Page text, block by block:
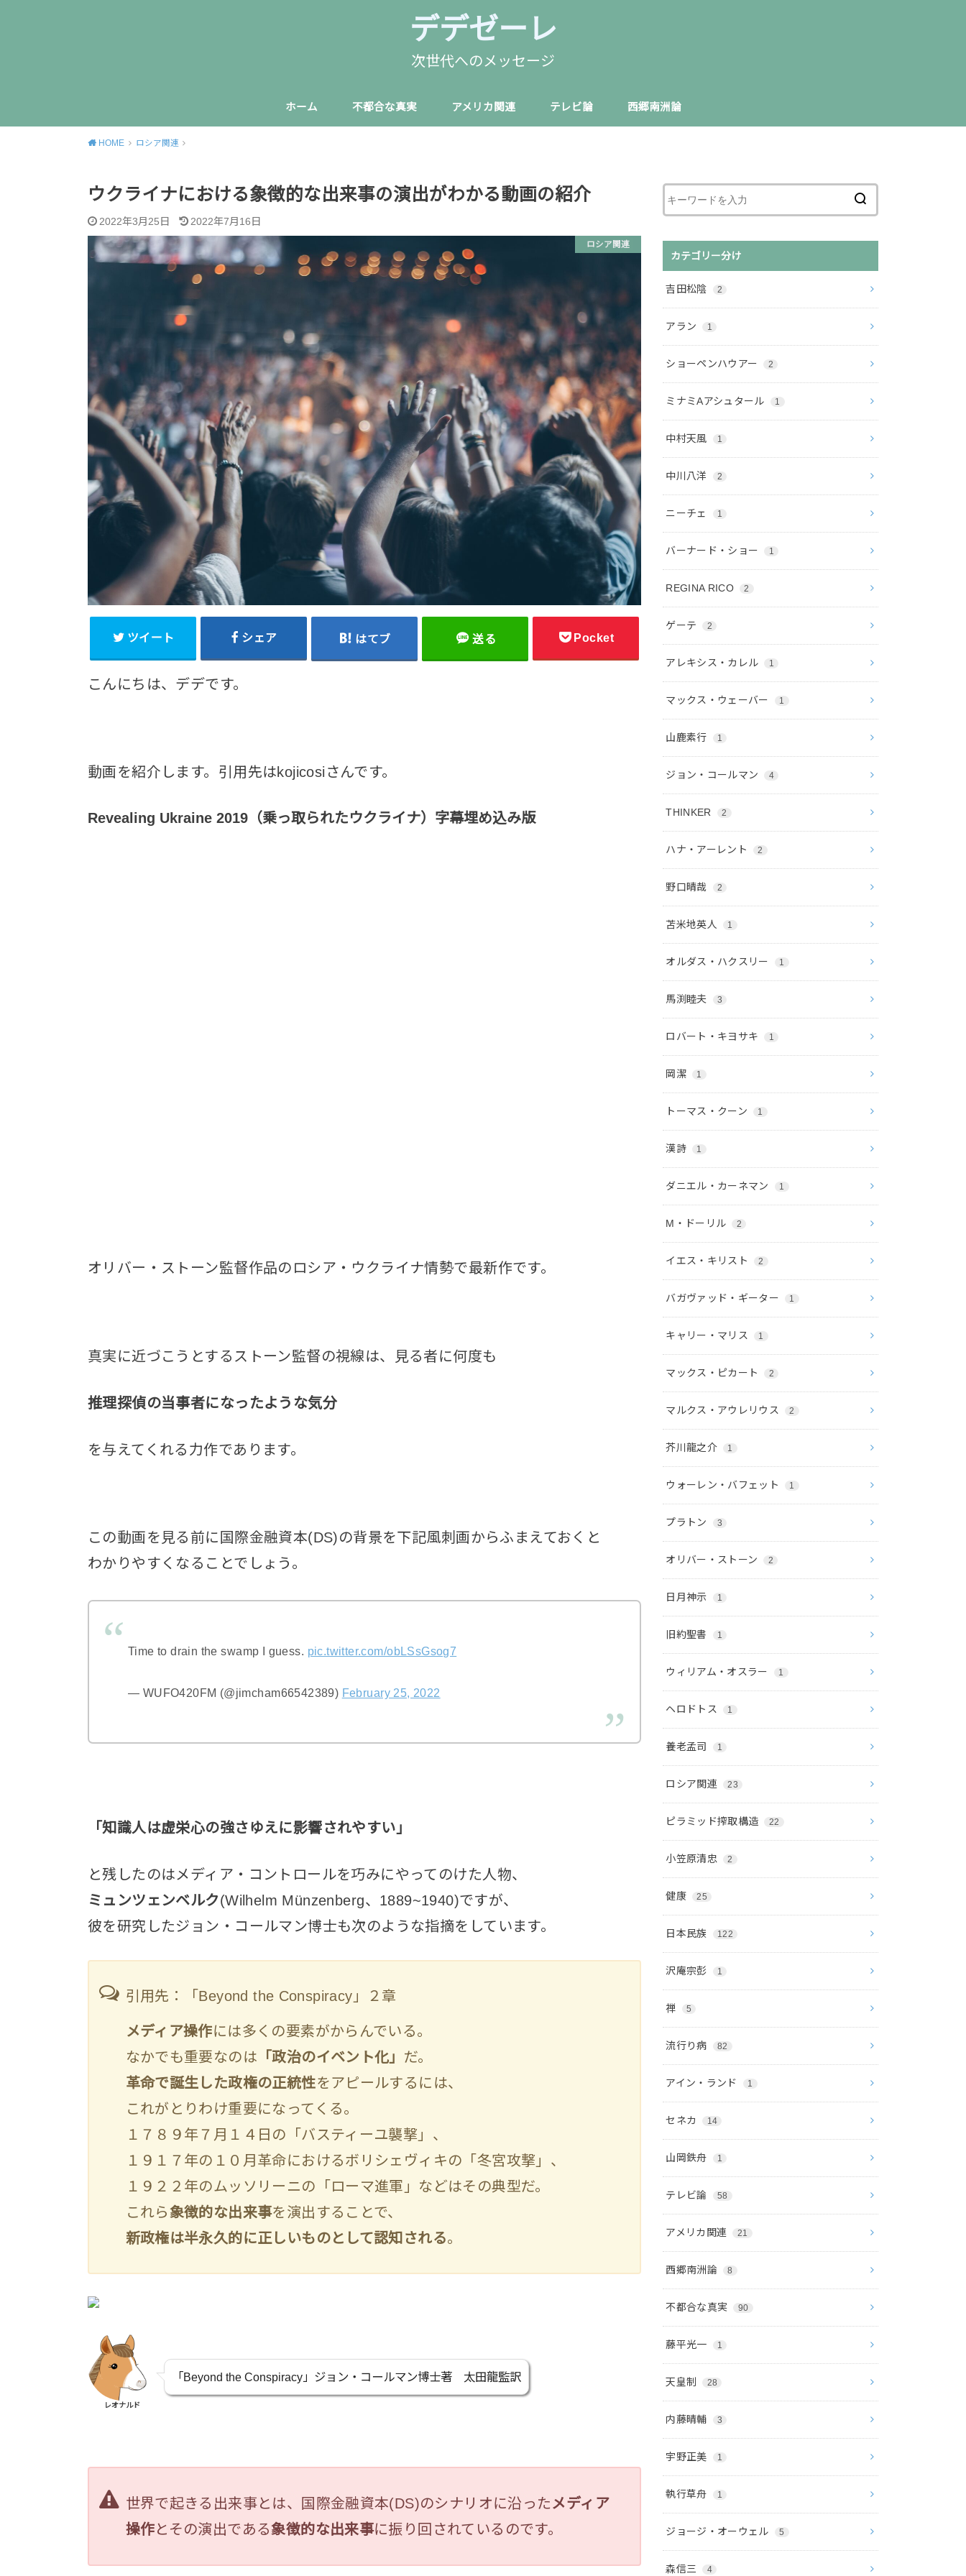
デデゼーレ
次世代へのメッセージ
ホーム 不都合な真実 アメリカ関連 テレビ論 西郷南洲論
HOME ロシア関連
ウクライナにおける象徴的な出来事の演出がわかる動画の紹介
2022年3月25日 2022年7月16日
ロシア関連
ツイート シェア はてブ 送る Pocket
こんにちは、デデです。
動画を紹介します。引用先はkojicosiさんです。
Revealing Ukraine 2019（乗っ取られたウクライナ）字幕埋め込み版
オリバー・ストーン監督作品のロシア・ウクライナ情勢で最新作です。
真実に近づこうとするストーン監督の視線は、見る者に何度も
推理探偵の当事者になったような気分
を与えてくれる力作であります。
この動画を見る前に国際金融資本(DS)の背景を下記風刺画からふまえておくと
わかりやすくなることでしょう。
Time to drain the swamp I guess. pic.twitter.com/obLSsGsog7
— WUFO420FM (@jimcham66542389) February 25, 2022
「知識人は虚栄心の強さゆえに影響されやすい」
と残したのはメディア・コントロールを巧みにやってのけた人物、
ミュンツェンベルク(Wilhelm Münzenberg、1889~1940)ですが、
彼を研究したジョン・コールマン博士も次のような指摘をしています。
引用先：「Beyond the Conspiracy」２章
メディア操作には多くの要素がからんでいる。
なかでも重要なのは 「政治のイベント化」 だ。
革命で誕生した政権の正統性をアピールするには、
これがとりわけ重要になってくる。
１７８９年７月１４日の「バスティーユ襲撃」、
１９１７年の１０月革命におけるボリシェヴィキの「冬宮攻撃」、
１９２２年のムッソリーニの「ローマ進軍」などはその典型だ。
これら象徴的な出来事を演出することで、
新政権は半永久的に正しいものとして認知される。
レオナルド
「Beyond the Conspiracy」ジョン・コールマン博士著 太田龍監訳
世界で起きる出来事とは、国際金融資本(DS)のシナリオに沿ったメディア
操作とその演出である象徴的な出来事に振り回されているのです。
カテゴリー分け
吉田松陰 2
アラン 1
ショーペンハウアー 2
ミナミAアシュタール 1
中村天風 1
中川八洋 2
ニーチェ 1
バーナード・ショー 1
REGINA RICO 2
ゲーテ 2
アレキシス・カレル 1
マックス・ウェーバー 1
山鹿素行 1
ジョン・コールマン 4
THINKER 2
ハナ・アーレント 2
野口晴哉 2
苫米地英人 1
オルダス・ハクスリー 1
馬渕睦夫 3
ロバート・キヨサキ 1
岡潔 1
トーマス・クーン 1
漢詩 1
ダニエル・カーネマン 1
M・ドーリル 2
イエス・キリスト 2
バガヴァッド・ギーター 1
キャリー・マリス 1
マックス・ピカート 2
マルクス・アウレリウス 2
芥川龍之介 1
ウォーレン・バフェット 1
プラトン 3
オリバー・ストーン 2
日月神示 1
旧約聖書 1
ウィリアム・オスラー 1
ヘロドトス 1
養老孟司 1
ロシア関連 23
ピラミッド搾取構造 22
小笠原清忠 2
健康 25
日本民族 122
沢庵宗彭 1
禅 5
流行り病 82
アイン・ランド 1
セネカ 14
山岡鉄舟 1
テレビ論 58
アメリカ関連 21
西郷南洲論 8
不都合な真実 90
藤平光一 1
天皇制 28
内藤晴輔 3
宇野正美 1
執行草舟 1
ジョージ・オーウェル 5
森信三 4